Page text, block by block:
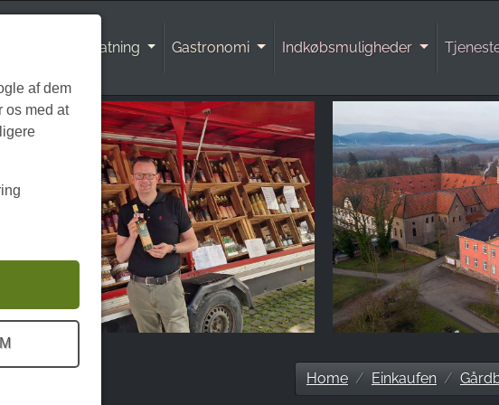
Overnatning Gastronomi Indkøbsmuligheder
Home Einkaufen
af dem
os med at